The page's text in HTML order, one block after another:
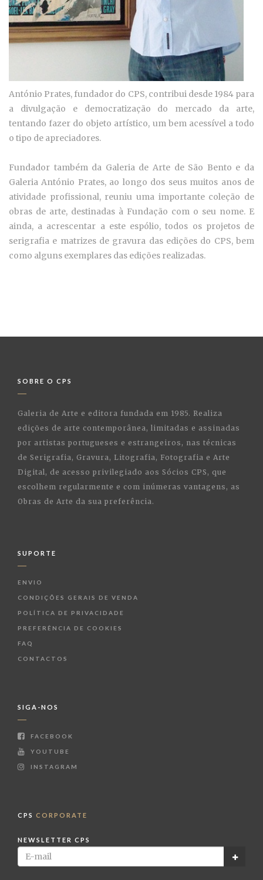
António Prates, fundador do CPS, contribui desde 1984 para
a divulgação e democratização do mercado da arte,
tentando fazer do objeto artístico, um bem acessível a todo
o tipo de apreciadores.
Fundador também da Galeria de Arte de São Bento e da
Galeria António Prates, ao longo dos seus muitos anos de
atividade profissional, reuniu uma importante coleção de
obras de arte, destinadas à Fundação com o seu nome. E
ainda, a acrescentar a este espólio, todos os projetos de
serigrafia e matrizes de gravura das edições do CPS, bem
como alguns exemplares das edições realizadas.
SOBRE O CPS
Galeria de Arte e editora fundada em 1985. Realiza
edições de arte contemporânea, limitadas e assinadas
por artistas portugueses e estrangeiros, nas técnicas
de Serigrafia, Gravura, Litografia, Fotografia e Arte
Digital, de acesso privilegiado aos Sócios CPS, que
escolhem regularmente e com inúmeras vantagens, as
Obras de Arte da sua preferência.
SUPORTE
ENVIO
CONDIÇÕES GERAIS DE VENDA
POLÍTICA DE PRIVACIDADE
PREFERÊNCIA DE COOKIES
FAQ
CONTACTOS
SIGA-NOS
FACEBOOK
YOUTUBE
INSTAGRAM
CPS CORPORATE
NEWSLETTER CPS